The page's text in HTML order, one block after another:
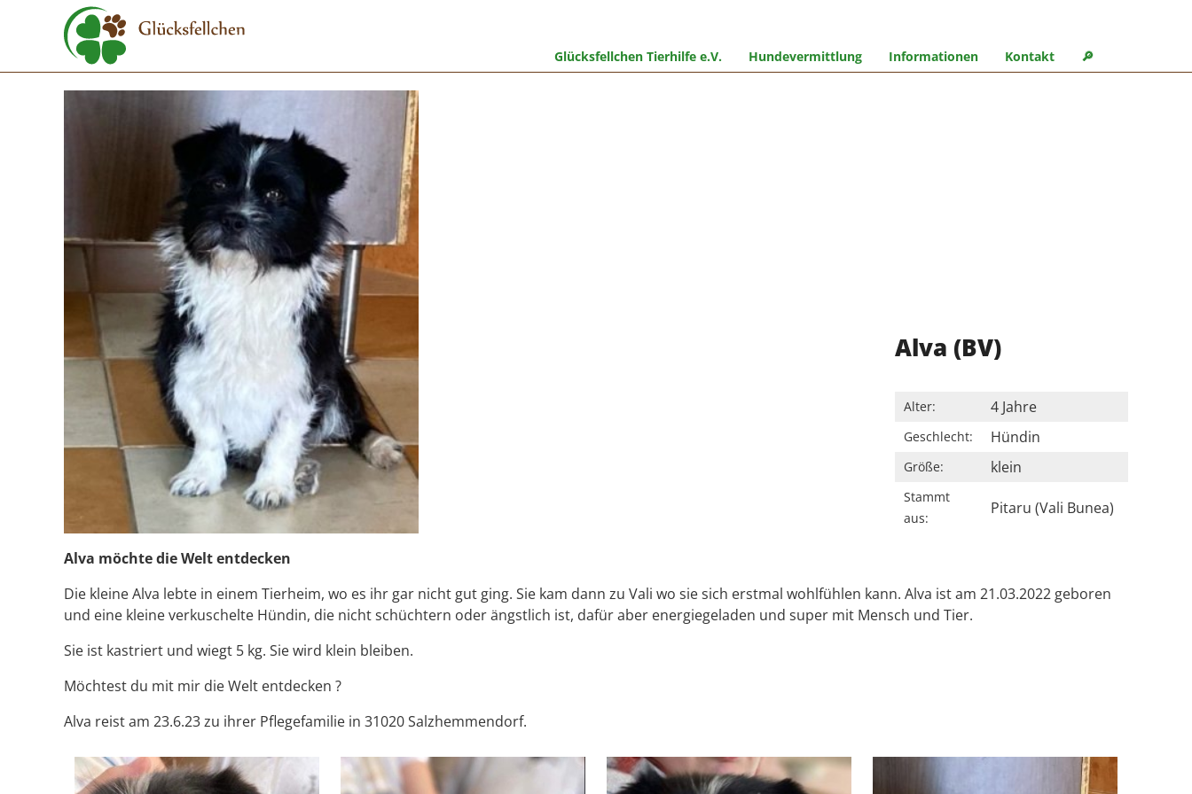
Glücksfellchen Tierhilfe e.V. Hundevermittlung Informationen Kontakt 🔎︎
Alva (BV)
Alter: 4 Jahre
Geschlecht: Hündin
Größe: klein
Stammt
aus:
Pitaru (Vali Bunea)
Alva möchte die Welt entdecken
Die kleine Alva lebte in einem Tierheim, wo es ihr gar nicht gut ging. Sie kam dann zu Vali wo sie sich erstmal wohlfühlen kann. Alva ist am 21.03.2022 geboren
und eine kleine verkuschelte Hündin, die nicht schüchtern oder ängstlich ist, dafür aber energiegeladen und super mit Mensch und Tier.
Sie ist kastriert und wiegt 5 kg. Sie wird klein bleiben.
Möchtest du mit mir die Welt entdecken ?
Alva reist am 23.6.23 zu ihrer Pflegefamilie in 31020 Salzhemmendorf.